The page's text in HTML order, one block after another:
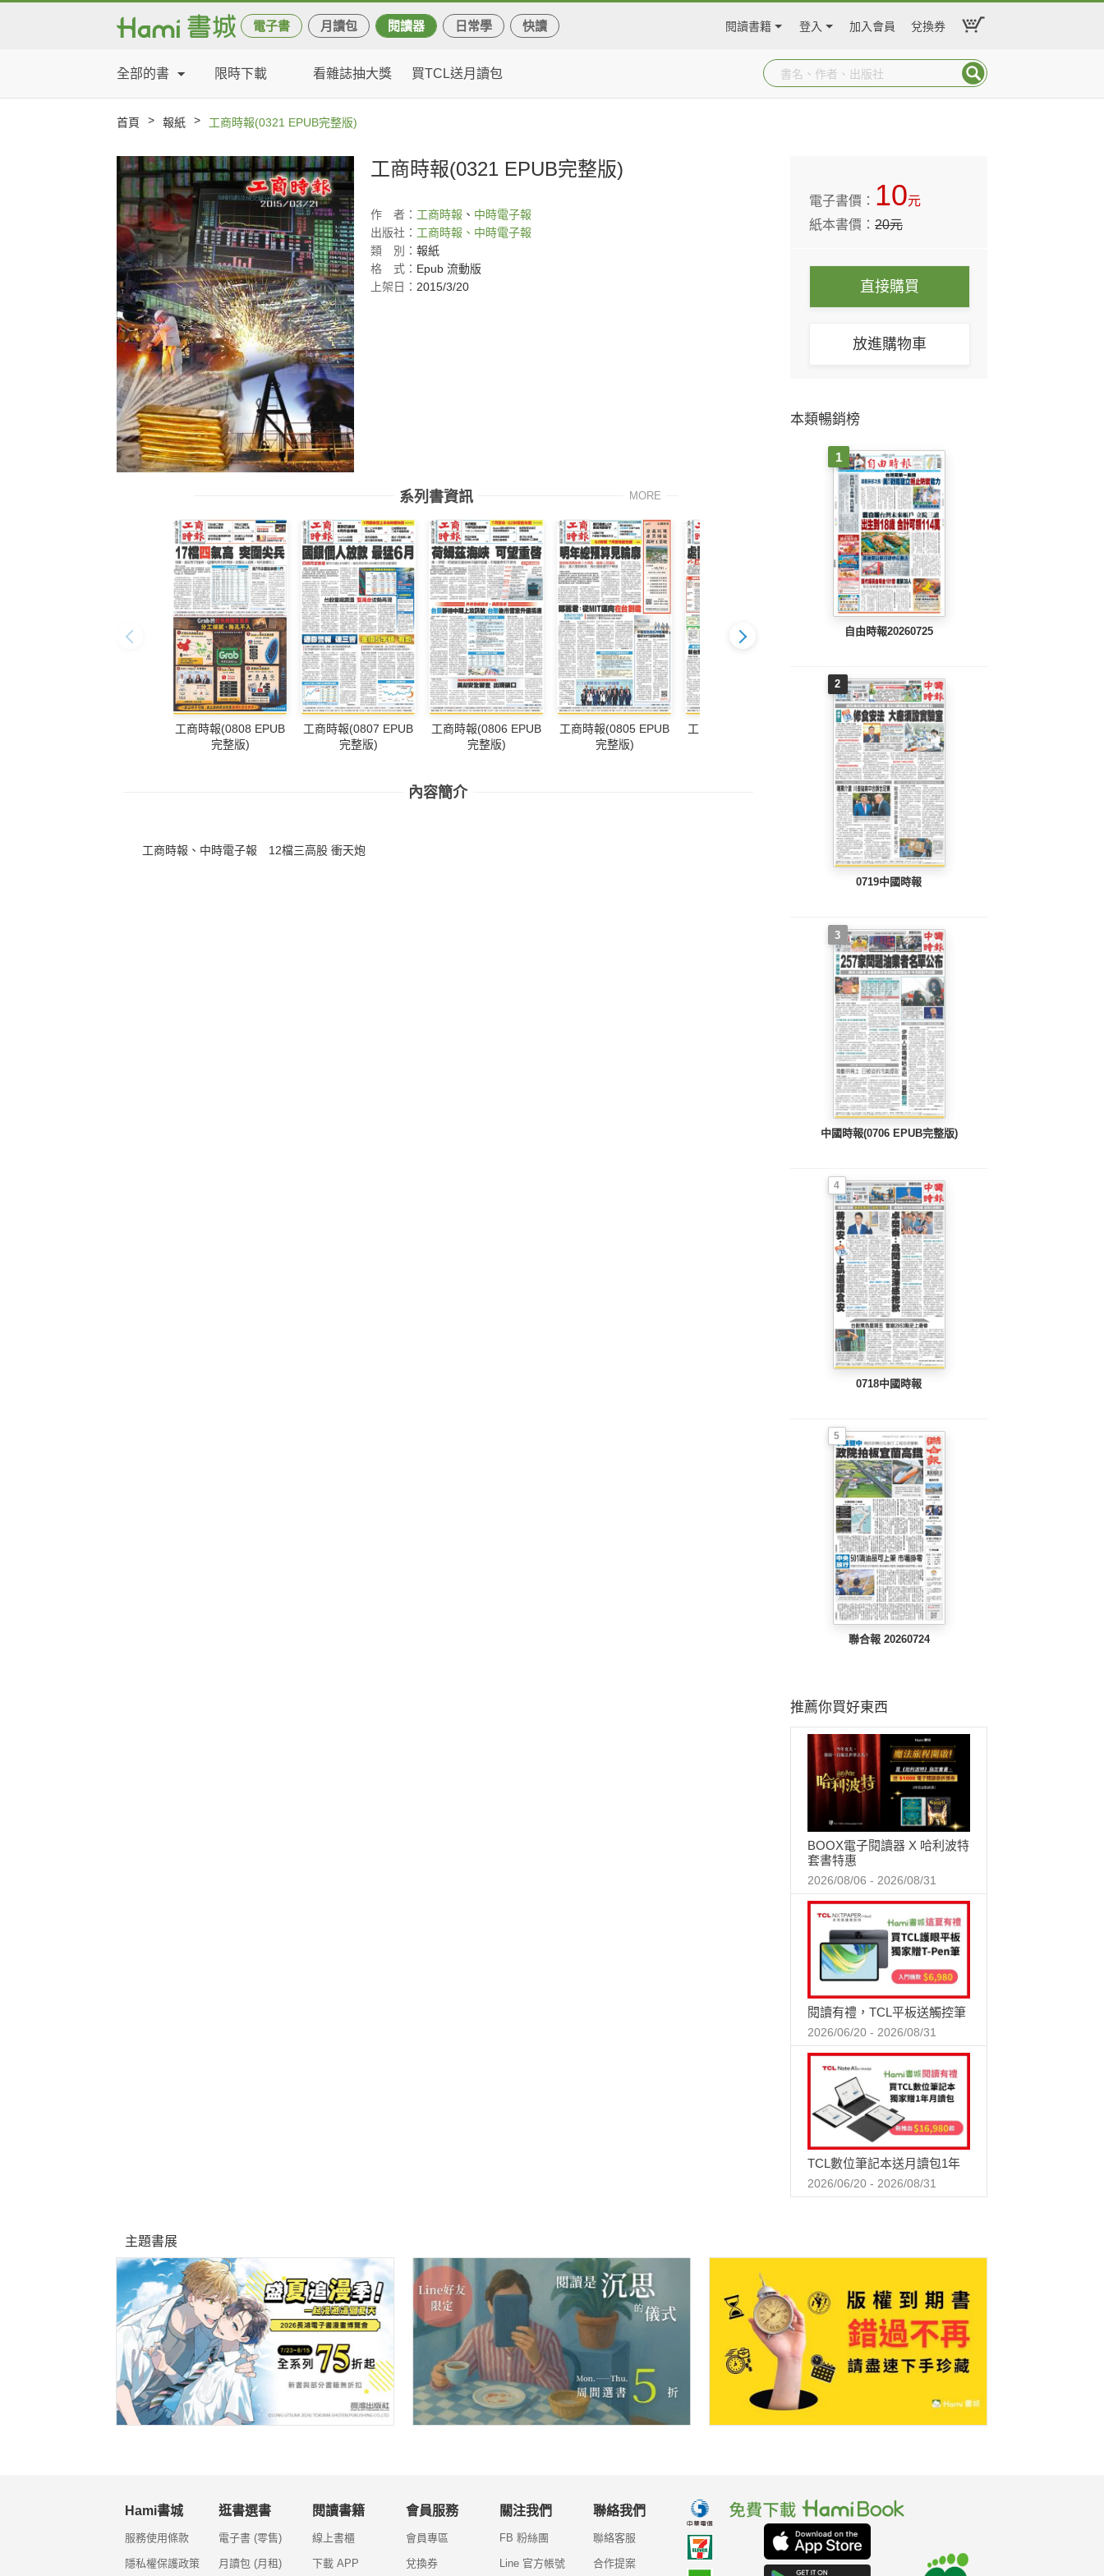
電子書 月讀包 閱讀器 日常學 快讀 閱讀書籍 登入 加入會員 兌換券
全部的書 限時下載 看雜誌抽大獎 買TCL送月讀包
首頁 > 報紙 > 工商時報(0321 EPUB完整版)
工商時報(0321 EPUB完整版)
作 者： 工商時報 、 中時電子報
出版社： 工商時報、中時電子報
類
別： 報紙
格
式： Epub 流動版
上架日： 2015/3/20
系列書資訊 MORE
工商時報(0808 EPUB
完整版)
工商時報(0807 EPUB
完整版)
工商時報(0806 EPUB
完整版)
工商時報(0805 EPUB
完整版)
工商時報(0804 EPUB
工商時報(0803 EPUB
完整版)
內容簡介
工商時報、中時電子報 12檔三高股 衝天炮
電子書價： 10元
紙本書價：20元
直接購買
放進購物車
本類暢銷榜
1
自由時報20260725
2
0719中國時報
3
中國時報(0706 EPUB完整版)
4
0718中國時報
5
聯合報 20260724
推薦你買好東西
BOOX電子閱讀器 X 哈利波特
套書特惠
2026/08/06 - 2026/08/31
閱讀有禮，TCL平板送觸控筆
2026/06/20 - 2026/08/31
TCL數位筆記本送月讀包1年
2026/06/20 - 2026/08/31
主題書展
Hami書城
服務使用條款
隱私權保護政策
逛書選書
電子書 (零售)
月讀包 (月租)
閱讀書籍
線上書櫃
下載 APP
會員服務
會員專區
兌換券
關注我們
FB 粉絲團
Line 官方帳號
聯絡我們
聯絡客服
合作提案